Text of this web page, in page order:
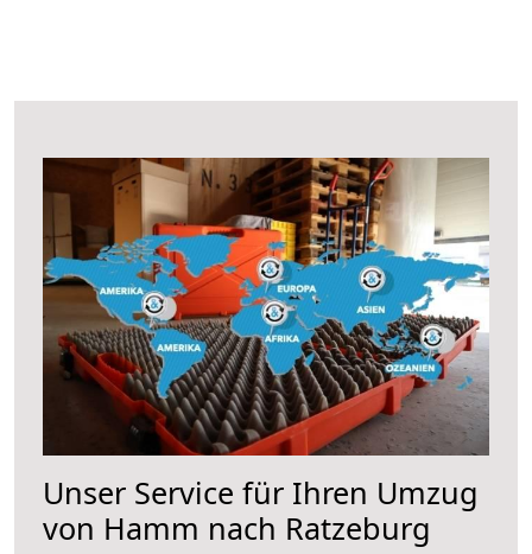
Unser Service für Ihren Umzug
von Hamm nach Ratzeburg